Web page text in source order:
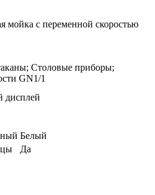
мойка с переменной скоростью
Столовые приборы;
GN1/1
дисплей
Белый
Да